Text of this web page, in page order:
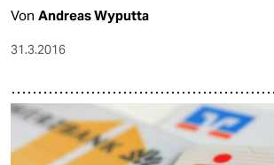
Von Andreas Wyputta
31.3.2016